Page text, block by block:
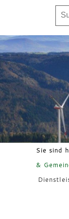
Leben
Sie sind
&